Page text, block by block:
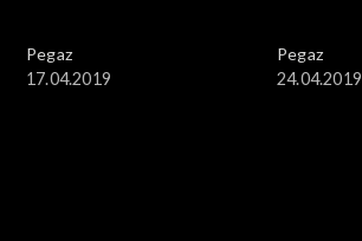
Pegaz
17.04.2019
Pegaz
24.04.2019